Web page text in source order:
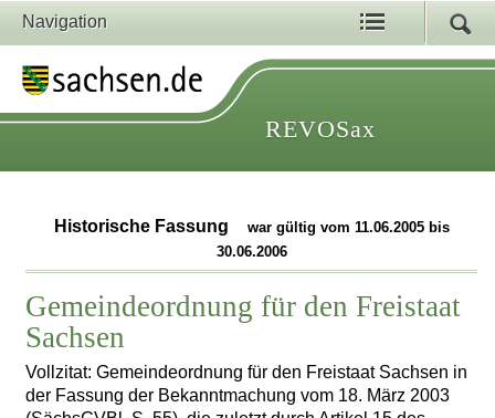
Navigation
REVOSax
Historische Fassung
war gültig vom 11.06.2005 bis
30.06.2006
Gemeindeordnung für den Freistaat
Sachsen
Vollzitat: Gemeindeordnung für den Freistaat Sachsen in
der Fassung der Bekanntmachung vom 18. März 2003